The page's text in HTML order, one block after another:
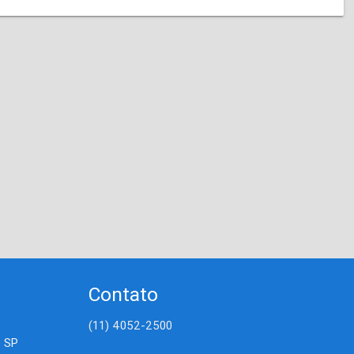
Contato
(11) 4052-2500